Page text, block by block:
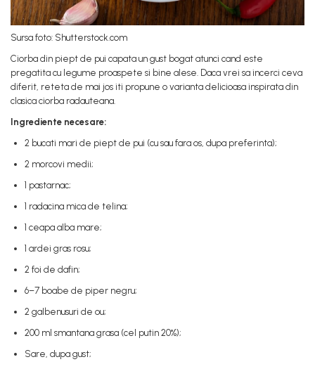
Sursa foto: Shutterstock.com
Ciorba din piept de pui capata un gust bogat atunci cand este
pregatita cu legume proaspete si bine alese. Daca vrei sa incerci ceva
diferit, reteta de mai jos iti propune o varianta delicioasa inspirata din
clasica ciorba radauteana.
Ingrediente necesare:
2 bucati mari de piept de pui (cu sau fara os, dupa preferinta);
2 morcovi medii;
1 pastarnac;
1 radacina mica de telina;
1 ceapa alba mare;
1 ardei gras rosu;
2 foi de dafin;
6–7 boabe de piper negru;
2 galbenusuri de ou;
200 ml smantana grasa (cel putin 20%);
Sare, dupa gust;